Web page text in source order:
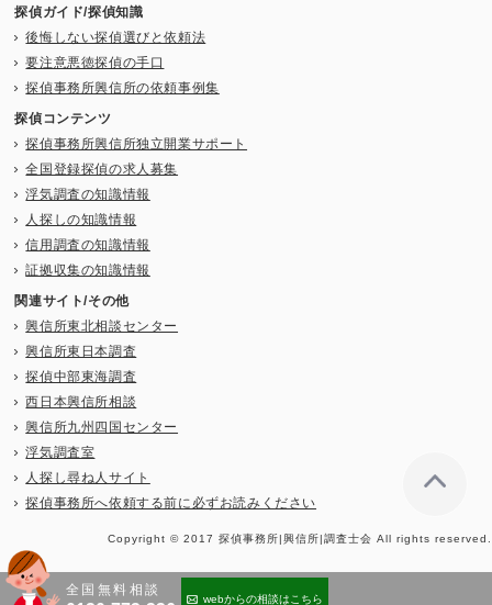
全国無料相談
webからの相談はこちら
探偵ガイド/探偵知識
後悔しない探偵選びと依頼法
要注意悪徳探偵の手口
探偵事務所興信所の依頼事例集
探偵コンテンツ
探偵事務所興信所独立開業サポート
全国登録探偵の求人募集
浮気調査の知識情報
人探しの知識情報
信用調査の知識情報
証拠収集の知識情報
関連サイト/その他
興信所東北相談センター
興信所東日本調査
探偵中部東海調査
西日本興信所相談
興信所九州四国センター
浮気調査室
人探し尋ね人サイト
探偵事務所へ依頼する前に必ずお読みください
Copyright © 2017 探偵事務所|興信所|調査士会 All rights reserved.